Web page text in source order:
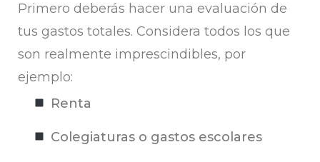
Primero deberás hacer una evaluación de
tus gastos totales. Considera todos los que
son realmente imprescindibles, por
ejemplo:
Renta
Colegiaturas o gastos escolares